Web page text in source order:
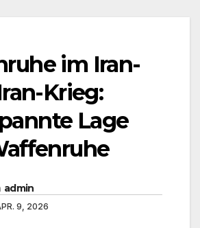
im Iran-
Krieg:
Lage
admin
9, 2026